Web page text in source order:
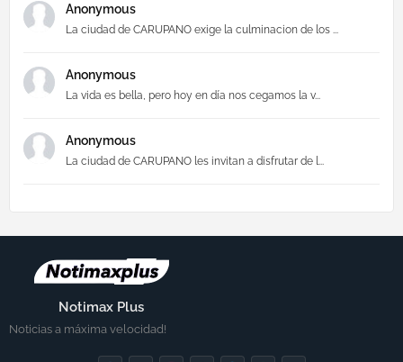
Anonymous
La ciudad de CARUPANO exige la culminacion de los ...
Anonymous
La vida es bella, pero hoy en día nos cegamos la v...
Anonymous
La ciudad de CARUPANO les invitan a disfrutar de l...
Notimax Plus
Noticias a máxima velocidad!